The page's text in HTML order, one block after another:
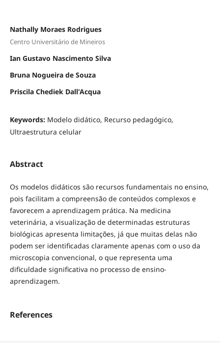
Nathally Moraes Rodrigues
Centro Universitário de Mineiros
Ian Gustavo Nascimento Silva
Bruna Nogueira de Souza
Priscila Chediek Dall'Acqua
Keywords: Modelo didático, Recurso pedagógico,
Ultraestrutura celular
Abstract
Os modelos didáticos são recursos fundamentais no ensino,
pois facilitam a compreensão de conteúdos complexos e
favorecem a aprendizagem prática. Na medicina
veterinária, a visualização de determinadas estruturas
biológicas apresenta limitações, já que muitas delas não
podem ser identificadas claramente apenas com o uso da
microscopia convencional, o que representa uma
dificuldade significativa no processo de ensino-
aprendizagem.
References